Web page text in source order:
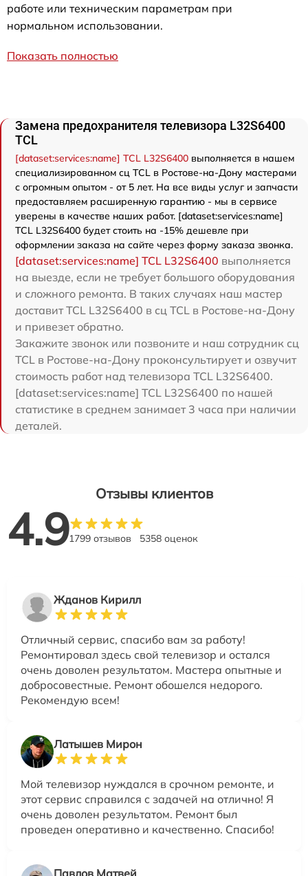
работе или техническим параметрам при
нормальном использовании.
Показать полностью
Замена предохранителя телевизора L32S6400
TCL
[dataset:services:name] TCL L32S6400 выполняется в нашем
специализированном сц TCL в Ростове-на-Дону мастерами
с огромным опытом - от 5 лет. На все виды услуг и запчасти
предоставляем расширенную гарантию - мы в сервисе
уверены в качестве наших работ. [dataset:services:name]
TCL L32S6400 будет стоить на -15% дешевле при
оформлении заказа на сайте через форму заказа звонка.
[dataset:services:name] TCL L32S6400 выполняется
на выезде, если не требует большого оборудования
и сложного ремонта. В таких случаях наш мастер
доставит TCL L32S6400 в сц TCL в Ростове-на-Дону
и привезет обратно.
Закажите звонок или позвоните и наш сотрудник сц
TCL в Ростове-на-Дону проконсультирует и озвучит
стоимость работ над телевизора TCL L32S6400.
[dataset:services:name] TCL L32S6400 по нашей
статистике в среднем занимает 3 часа при наличии
деталей.
Отзывы клиентов
4.91799 отзывов 5358 оценок
Жданов Кирилл
Отличный сервис, спасибо вам за работу!
Ремонтировал здесь свой телевизор и остался
очень доволен результатом. Мастера опытные и
добросовестные. Ремонт обошелся недорого.
Рекомендую всем!
Латышев Мирон
Мой телевизор нуждался в срочном ремонте, и
этот сервис справился с задачей на отлично! Я
очень доволен результатом. Ремонт был
проведен оперативно и качественно. Спасибо!
Павлов Матвей